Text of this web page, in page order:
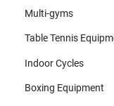
Multi-gyms
Table Tennis
Indoor Cycles
Boxing Equipment